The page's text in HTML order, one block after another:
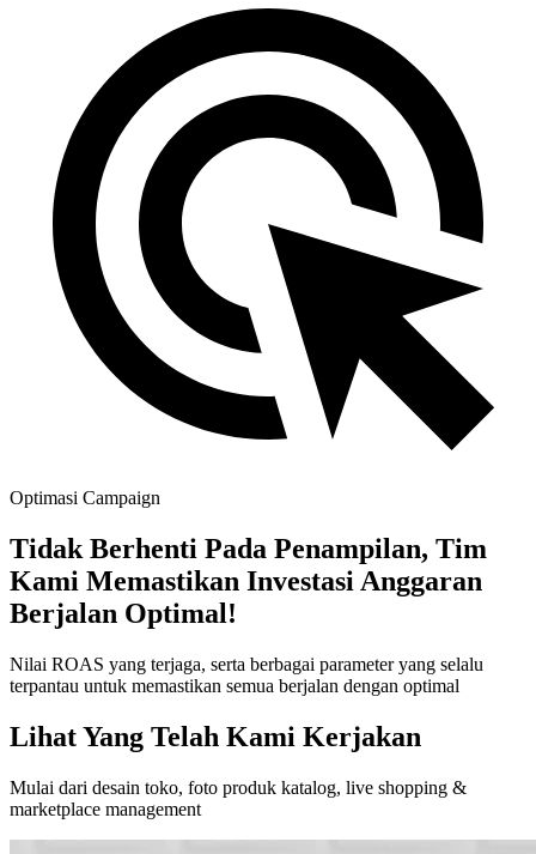
Optimasi Campaign
Tidak Berhenti Pada Penampilan, Tim
Kami Memastikan Investasi Anggaran
Berjalan Optimal!
Nilai ROAS yang terjaga, serta berbagai parameter yang selalu
terpantau untuk memastikan semua berjalan dengan optimal
Lihat Yang Telah Kami Kerjakan
Mulai dari desain toko, foto produk katalog, live shopping &
marketplace management